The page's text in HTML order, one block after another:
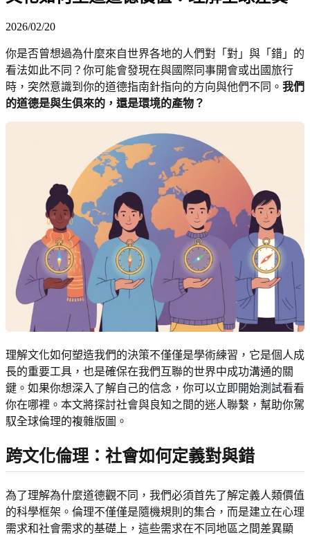
2026/02/20
你是否曾想過為什麼來自世界各地的人們對「對」與「錯」的
看法如此不同？你可能會發現在與國際同事開會或出國旅行
時，突然意識到你的道德指南針指向的方向與他們不同。 我們
的道德是與生俱來的，還是環境的產物？
理解文化如何塑造我們的決策不僅僅是學術練習，它是個人成
長的重要工具，也是確保在我們互聯的世界中成功溝通的關
鍵。如果你想深入了解自己的信念，你可以立即開始測試看看
你在哪裡。本文將探討社會與良知之間的迷人聯繫，幫助你駕
馭全球倫理的複雜版圖。
跨文化倫理：社會如何定義對與錯
為了理解為什麼道德觀不同，我們必須首先了解定義人類價值
的科學框架。倫理不僅僅是隨機規則的集合，而是建立在心理
需求和社會需求的基礎上，這些需求在不同地區之間差異顯